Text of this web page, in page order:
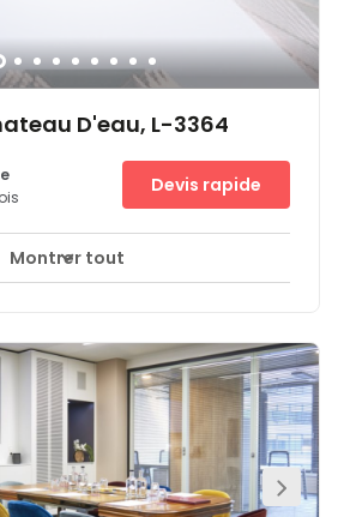
D'eau, L-3364
24 heures sur 24
à Leudelange au Luxembourg.
de la ville de Luxembourg, à proximité
de la Croix de Cessange, ce
idéal pour développer votre dernière
de trois étages profite d'une
Vous y trouverez un espace de
équipé adapté à vos besoins
vous recherchiez des bureaux
Devis rapide
Montrer tout